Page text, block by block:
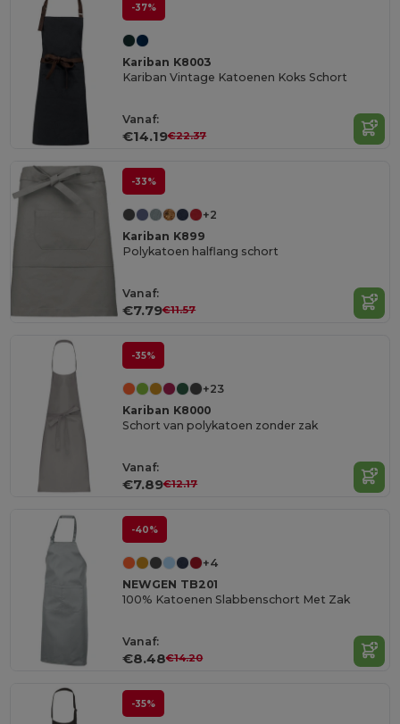
-37%
Kariban K8003
Kariban Vintage Katoenen Koks Schort
Vanaf:
€14.19€22.37
-33%
+2
Kariban K899
Polykatoen halflang schort
Vanaf:
€7.79€11.57
-35%
+23
Kariban K8000
Schort van polykatoen zonder zak
Vanaf:
€7.89€12.17
-40%
+4
NEWGEN TB201
100% Katoenen Slabbenschort Met Zak
Vanaf:
€8.48€14.20
-35%